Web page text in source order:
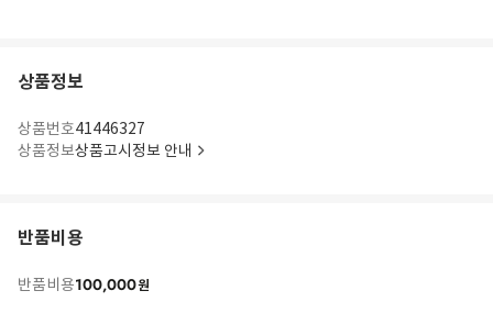
상품정보
상품번호41446327
상품정보상품고시정보 안내
반품비용
반품비용100,000원